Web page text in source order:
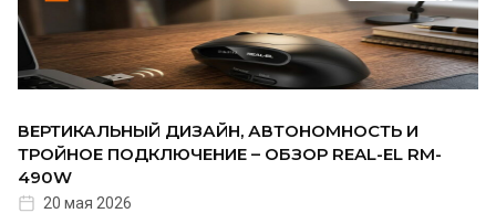
ВЕРТИКАЛЬНЫЙ ДИЗАЙН, АВТОНОМНОСТЬ И
ТРОЙНОЕ ПОДКЛЮЧЕНИЕ – ОБЗОР REAL-EL RM-
490W
20 мая 2026